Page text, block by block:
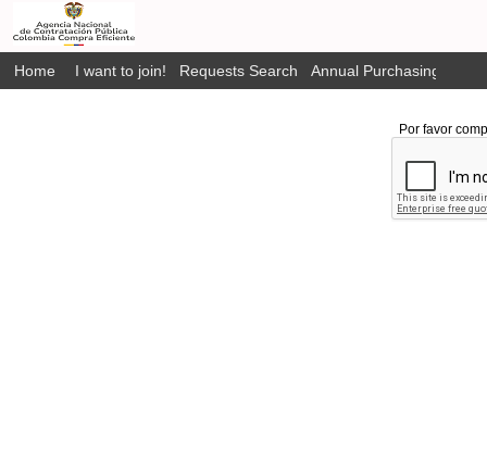
Home I want to join! Requests Search Annual Purchasing Plan
Por favor